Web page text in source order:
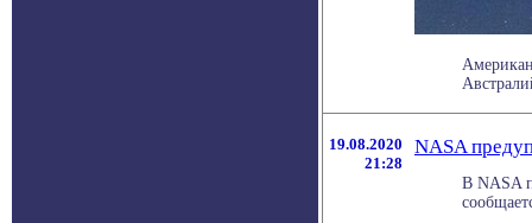
19.08.2020
21:28
NASA
В NASA